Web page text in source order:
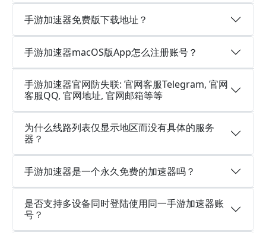
手游加速器免费版下载地址？
手游加速器macOS版App怎么注册账号？
手游加速器官网防失联: 官网客服Telegram, 官网
客服QQ, 官网地址, 官网邮箱等等
为什么线路列表仅显示地区而没有具体的服务
器？
手游加速器是一个永久免费的加速器吗？
是否支持多设备同时登陆使用同一手游加速器账
号？